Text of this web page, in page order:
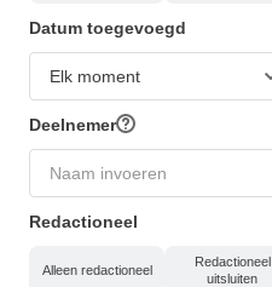
Datum toegevoegd
Elk moment
Deelnemer
Naam invoeren
Redactioneel
Alleen redactioneel
Redactioneel
uitsluiten